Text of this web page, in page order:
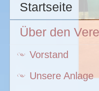
Startseite
Über den
Vorstand
Unsere Anlage